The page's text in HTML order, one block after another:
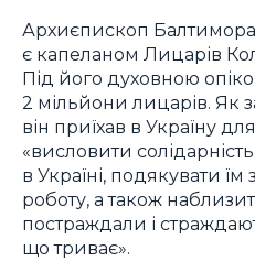
Архиєпископ Балтимора
є капеланом Лицарів
Під його духовною
2 мільйони лицарів. Як
він приїхав в Україну
«висловити
в Україні, подякувати їм
роботу, а також
постраждали і
що триває».